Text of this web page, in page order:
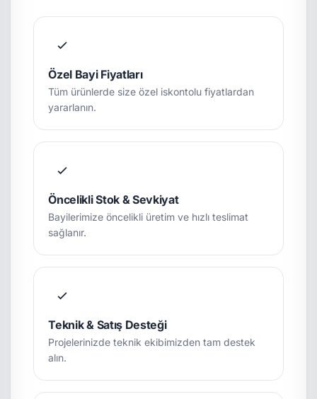
Özel Bayi Fiyatları
Tüm ürünlerde size özel iskontolu fiyatlardan
yararlanın.
Öncelikli Stok & Sevkiyat
Bayilerimize öncelikli üretim ve hızlı teslimat
sağlanır.
Teknik & Satış Desteği
Projelerinizde teknik ekibimizden tam destek
alın.